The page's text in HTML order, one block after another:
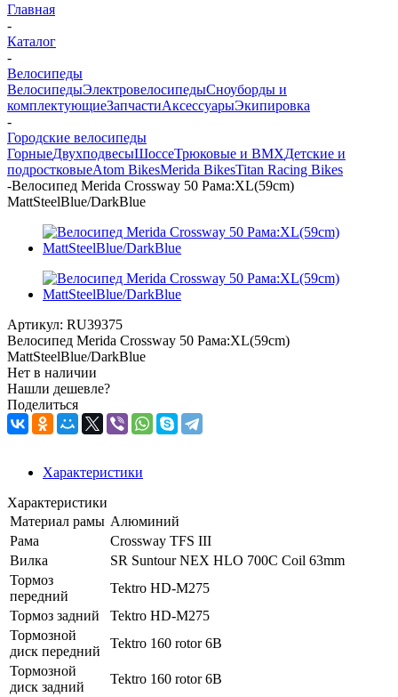
Главная
-
Каталог
-
Велосипеды
ВелосипедыЭлектровелосипедыCноуборды и
комплектующиеЗапчастиАксессуарыЭкипировка
-
Городские велосипеды
ГорныеДвухподвесыШоссеТрюковые и BMXДетские и
подростковыеAtom BikesMerida BikesTitan Racing Bikes
-Велосипед Merida Crossway 50 Рама:XL(59cm)
MattSteelBlue/DarkBlue
Артикул: RU39375
Велосипед Merida Crossway 50 Рама:XL(59cm)
MattSteelBlue/DarkBlue
Нет в наличии
Нашли дешевле?
Поделиться
Характеристики
Характеристики
Материал рамы Алюминий
Рама
Crossway TFS III
Вилка
SR Suntour NEX HLO 700C Coil 63mm
Тормоз
передний
Tektro HD-M275
Тормоз задний
Tektro HD-M275
Тормозной
диск передний
Tektro 160 rotor 6B
Тормозной
диск задний
Tektro 160 rotor 6B